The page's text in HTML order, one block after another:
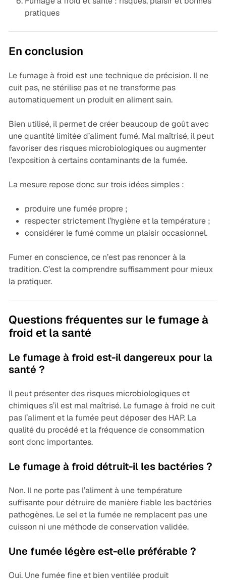
pratiques
En conclusion
Le fumage à froid est une technique de précision. Il ne
cuit pas, ne stérilise pas et ne transforme pas
automatiquement un produit en aliment sain.
Bien utilisé, il permet de créer beaucoup de goût avec
une quantité limitée d’aliment fumé. Mal maîtrisé, il peut
favoriser des risques microbiologiques ou augmenter
l’exposition à certains contaminants de la fumée.
La mesure repose donc sur trois idées simples :
produire une fumée propre ;
respecter strictement l’hygiène et la température ;
considérer le fumé comme un plaisir occasionnel.
Fumer en conscience, ce n’est pas renoncer à la
tradition. C’est la comprendre suffisamment pour mieux
la pratiquer.
Questions fréquentes sur le fumage à
froid et la santé
Le fumage à froid est-il dangereux pour la
santé ?
Il peut présenter des risques microbiologiques et
chimiques s’il est mal maîtrisé. Le fumage à froid ne cuit
pas l’aliment et la fumée peut déposer des HAP. La
qualité du procédé et la fréquence de consommation
sont donc importantes.
Le fumage à froid détruit-il les bactéries ?
Non. Il ne porte pas l’aliment à une température
suffisante pour détruire de manière fiable les bactéries
pathogènes. Le sel et la fumée ne remplacent pas une
cuisson ni une méthode de conservation validée.
Une fumée légère est-elle préférable ?
Oui. Une fumée fine et bien ventilée produit